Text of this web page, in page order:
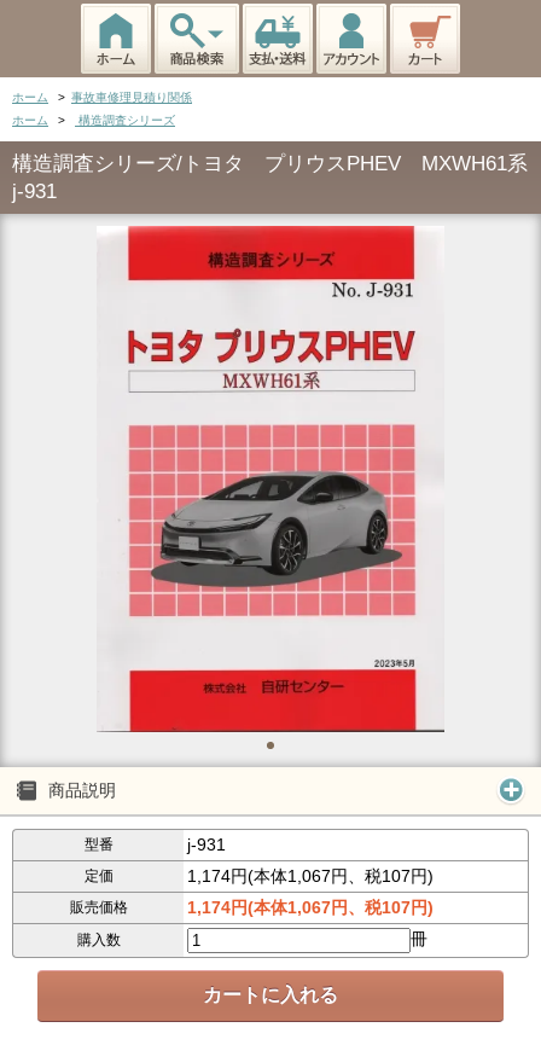
ホーム > 事故車修理見積り関係
ホーム
> 構造調査シリーズ
構造調査シリーズ/トヨタ プリウスPHEV MXWH61系
j-931
商品説明
型番 j-931
定価 1,174円(本体1,067円、税107円)
販売価格 1,174円(本体1,067円、税107円)
購入数 冊